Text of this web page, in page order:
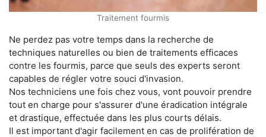
Traitement fourmis
Ne perdez pas votre temps dans la recherche de
techniques naturelles ou bien de traitements efficaces
contre les fourmis, parce que seuls des experts seront
capables de régler votre souci d'invasion.
Nos techniciens une fois chez vous, vont pouvoir prendre
tout en charge pour s'assurer d'une éradication intégrale
et drastique, effectuée dans les plus courts délais.
Il est important d'agir facilement en cas de prolifération de